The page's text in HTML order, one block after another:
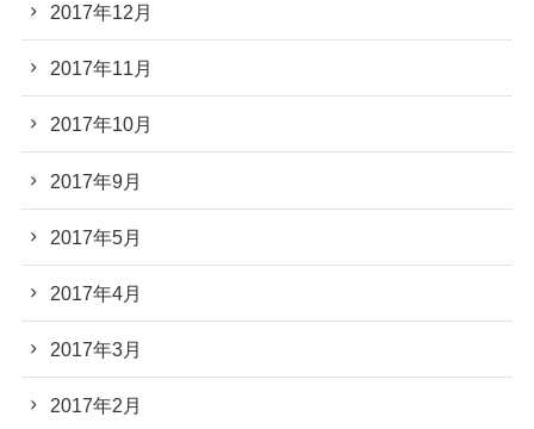
2017年12月
2017年11月
2017年10月
2017年9月
2017年5月
2017年4月
2017年3月
2017年2月